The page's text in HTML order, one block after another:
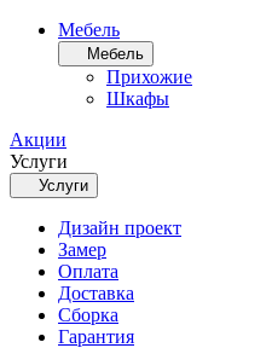
Мебель
Мебель
Прихожие
Шкафы
Акции
Услуги
Услуги
Дизайн проект
Замер
Оплата
Доставка
Сборка
Гарантия